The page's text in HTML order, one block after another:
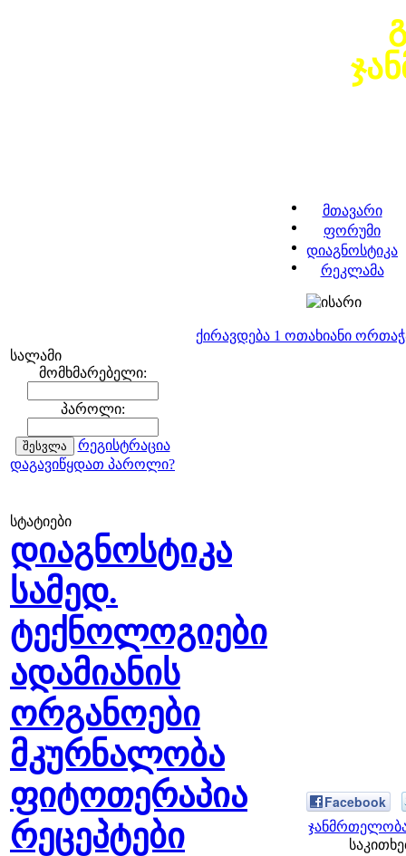
მთავარი
ფორუმი
დიაგნოსტიკა
რეკლამა
ქირავდება 1 ოთახიანი
სალამი
მომხმარებელი:
პაროლი:
რეგისტრაცია
დაგავიწყდათ პაროლი?
სტატიები
დიაგნოსტიკა
სამედ.
ტექნოლოგიები
ადამიანის
ორგანოები
მკურნალობა
ფიტოთერაპია
რეცეპტები
Facebook